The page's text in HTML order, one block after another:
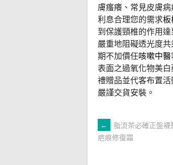
膚瘙癢、常見皮膚病
利息合理您的需求板
到保護頸椎的作用
嚴重地阻礙透光度
期不加價任咳嗽中醫
表面之過氧化物美
禮贈品並代客布置
嚴謹交貨安裝。
文
←
脂流茶必確正盤
疤痕修復霜